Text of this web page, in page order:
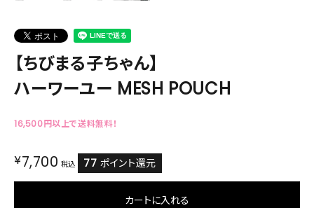
【ちびまる子ちゃん】
ハーワーユー MESH POUCH
16,500円以上で送料無料！
¥7,700 税込 77 ポイント還元
カートに入れる